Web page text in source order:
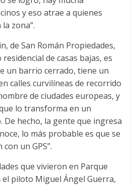
y eso atrae a quienes
zona”.
de San Román Propiedades,
de casas bajas, es
un barrio cerrado, tiene un
calles curvilíneas de recorrido
de ciudades europeas, y
lo transforma en un
hecho, la gente que ingresa
lo más probable es que se
un GPS”.
que vivieron en Parque
el piloto Miguel Ángel Guerra,